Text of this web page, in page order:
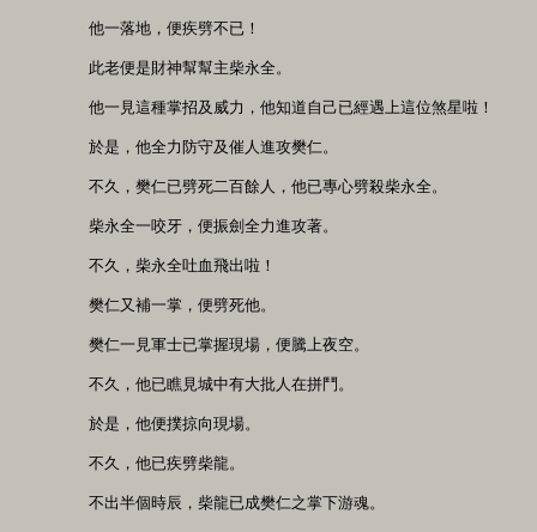
他一落地，便疾劈不已！
此老便是財神幫幫主柴永全。
他一見這種掌招及威力，他知道自己已經遇上這位煞星啦！
於是，他全力防守及催人進攻樊仁。
不久，樊仁已劈死二百餘人，他已專心劈殺柴永全。
柴永全一咬牙，便振劍全力進攻著。
不久，柴永全吐血飛出啦！
樊仁又補一掌，便劈死他。
樊仁一見軍士已掌握現場，便騰上夜空。
不久，他已瞧見城中有大批人在拼鬥。
於是，他便撲掠向現場。
不久，他已疾劈柴龍。
不出半個時辰，柴龍已成樊仁之掌下游魂。